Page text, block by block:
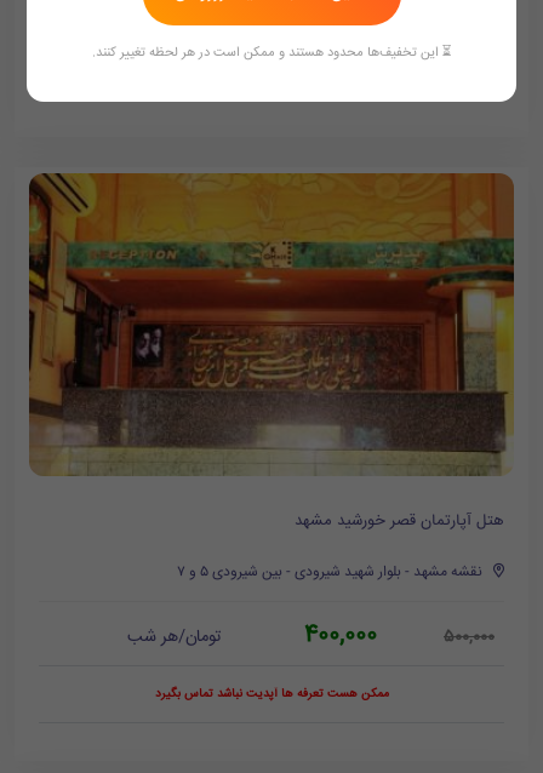
740,000 تومان/هر شب
هتل آپارتمان قصر خورشید مشهد
نقشه مشهد - بلوار شهید شیرودی - بین شیرودی ۵ و ۷
500,000
400,000 تومان/هر شب
ممکن هست تعرفه ها آپدیت نباشد تماس بگیرد
⏳ این تخفیف‌ها محدود هستند و ممکن است در هر لحظه تغییر کنند.